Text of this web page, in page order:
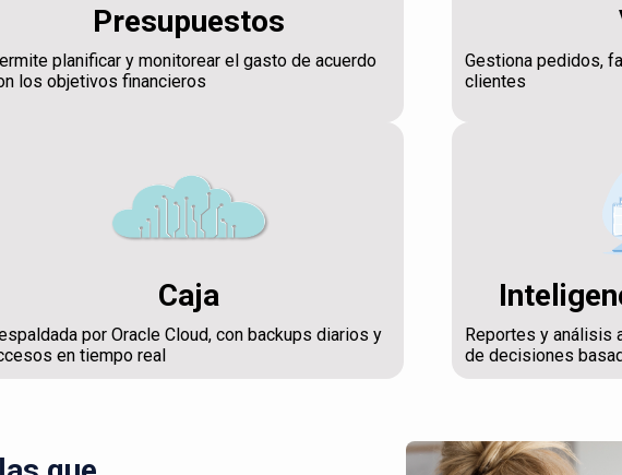
Presupuestos
planificar y monitorear el gasto de acuerdo
los objetivos financieros
Gestiona pedidos,
clientes
Caja
por Oracle Cloud, con backups diarios y
en tiempo real
Reportes y análisis
de decisiones